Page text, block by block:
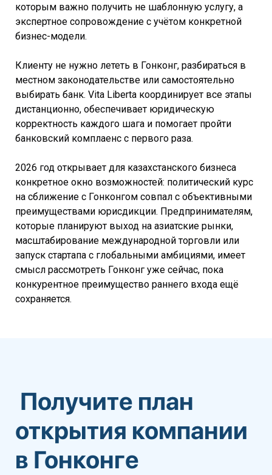
которым важно получить не шаблонную услугу, а
экспертное сопровождение с учётом конкретной
бизнес-модели.
Клиенту не нужно лететь в Гонконг, разбираться в
местном законодательстве или самостоятельно
выбирать банк. Vita Liberta координирует все этапы
дистанционно, обеспечивает юридическую
корректность каждого шага и помогает пройти
банковский комплаенс с первого раза.
2026 год открывает для казахстанского бизнеса
конкретное окно возможностей: политический курс
на сближение с Гонконгом совпал с объективными
преимуществами юрисдикции. Предпринимателям,
которые планируют выход на азиатские рынки,
масштабирование международной торговли или
запуск стартапа с глобальными амбициями, имеет
смысл рассмотреть Гонконг уже сейчас, пока
конкурентное преимущество раннего входа ещё
сохраняется.
Получите план
открытия компании
в Гонконге